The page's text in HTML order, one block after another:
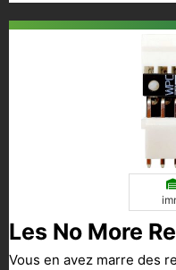
Les No More
Vous en avez marre des